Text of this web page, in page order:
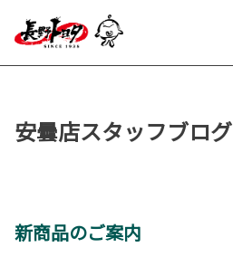
安曇店スタッフブログ
新商品のご案内